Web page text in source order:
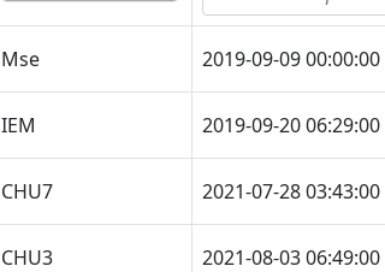
Mse 2019-09-09 00:00:00
IEM 2019-09-20 06:29:00
CHU7 2021-07-28 03:43:00
CHU3 2021-08-03 06:49:00